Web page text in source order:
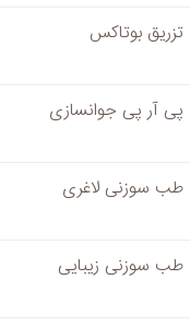
تزریق بوتاکس
پی آر پی جوانسازی
طب سوزنی لاغری
طب سوزنی زیبایی